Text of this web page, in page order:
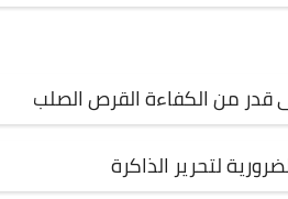
قدر من الكفاءة القرص الصلب
لتحرير الذاكرة